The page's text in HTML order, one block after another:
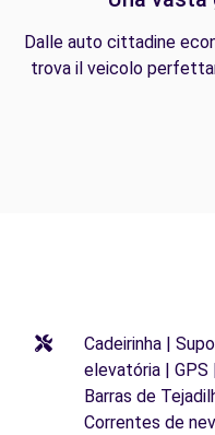
Dalle auto cittadine
trova il veicolo
Cadeirinha |
elevatória | GPS
Barras de
Correntes de